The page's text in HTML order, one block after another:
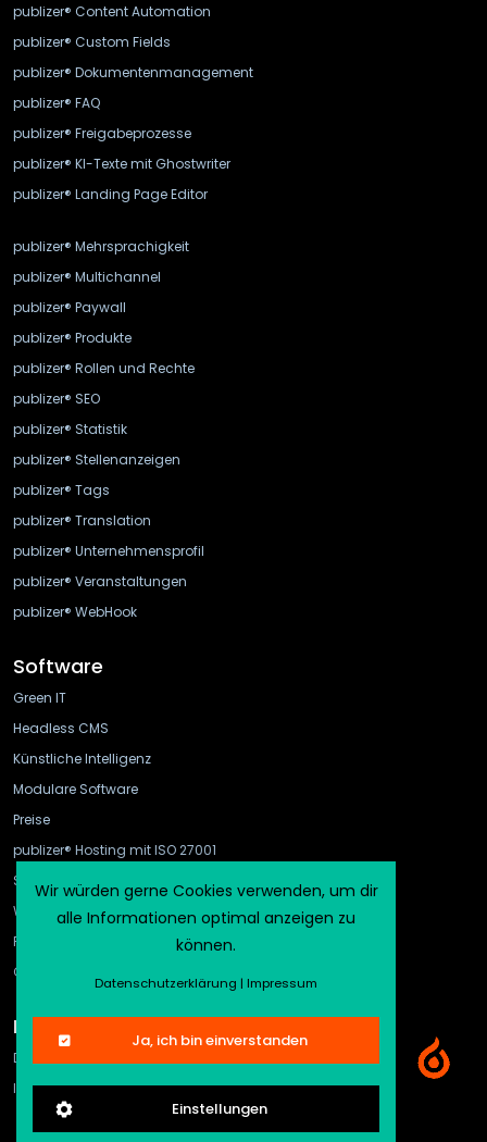
publizer® Content Automation
publizer® Custom Fields
publizer® Dokumentenmanagement
publizer® FAQ
publizer® Freigabeprozesse
publizer® KI-Texte mit Ghostwriter
publizer® Landing Page Editor
publizer® Mehrsprachigkeit
publizer® Multichannel
publizer® Paywall
publizer® Produkte
publizer® Rollen und Rechte
publizer® SEO
publizer® Statistik
publizer® Stellenanzeigen
publizer® Tags
publizer® Translation
publizer® Unternehmensprofil
publizer® Veranstaltungen
publizer® WebHook
Software
Green IT
Headless CMS
Künstliche Intelligenz
Modulare Software
Preise
publizer® Hosting mit ISO 27001
Schnittstellen
WebHook und API Gateway
FAQ
CMS-Vergleich
Rechtliches
Datenschutz
Impressum
Wir würden gerne Cookies verwenden, um dir
alle Informationen optimal anzeigen zu
können.
Datenschutzerklärung |Impressum
Ja, ich bin einverstanden
Einstellungen